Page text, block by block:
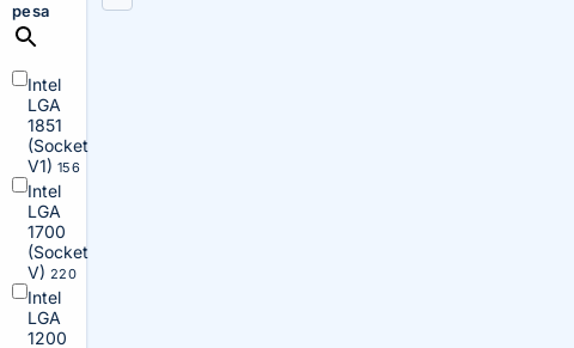
pesa
Intel
LGA
1851
(Socket
V1) 156
Intel
LGA
1700
(Socket
V) 220
Intel
LGA
1200